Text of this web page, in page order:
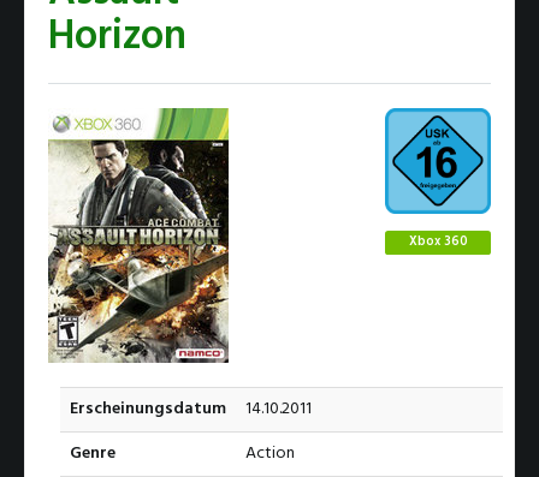
Horizon
Xbox 360
Erscheinungsdatum
14.10.2011
Genre
Action